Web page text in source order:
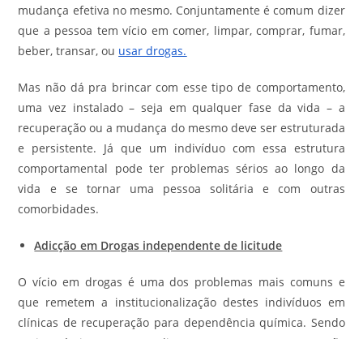
mudança efetiva no mesmo. Conjuntamente é comum dizer
que a pessoa tem vício em comer, limpar, comprar, fumar,
beber, transar, ou usar drogas.
Mas não dá pra brincar com esse tipo de comportamento,
uma vez instalado – seja em qualquer fase da vida – a
recuperação ou a mudança do mesmo deve ser estruturada
e persistente. Já que um indivíduo com essa estrutura
comportamental pode ter problemas sérios ao longo da
vida e se tornar uma pessoa solitária e com outras
comorbidades.
Adicção em Drogas independente de licitude
O vício em drogas é uma dos problemas mais comuns e
que remetem a institucionalização destes indivíduos em
clínicas de recuperação para dependência química. Sendo